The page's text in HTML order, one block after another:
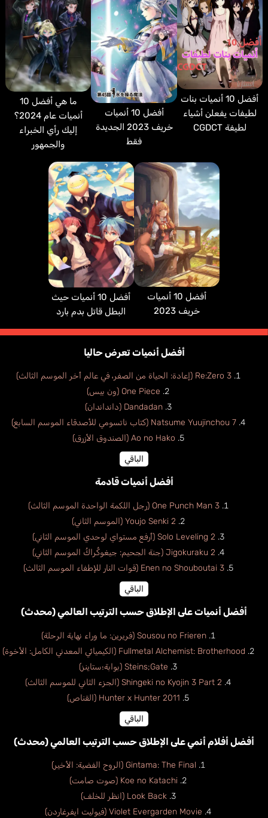
أفضل 10 أنميات بنات
لطيفات يفعلن أشياء
لطيفة CGDCT
أفضل 10 أنميات
خريف 2023 الجديدة
فقط
ما هي أفضل 10
أنميات عام 2024؟
إليك رأي الخبراء
والجمهور
أفضل 10 أنميات
خريف 2023
أفضل 10 أنميات حيث
البطل قاتل بدم بارد
أفضل أنميات تعرض حاليا
Re:Zero 3 (إعادة: الحياة من الصفر، في عالم أخر الموسم الثالث)
One Piece (ون بيس)
Dandadan (دانداندان)
Natsume Yuujinchou 7 (كتاب ناتسومي للأصدقاء الموسم السابع)
Ao no Hako (الصندوق الأزرق)
الباقي
أفضل أنميات قادمة
One Punch Man 3 (رجل اللكمة الواحدة الموسم الثالث)
Youjo Senki 2 (الموسم الثاني)
Solo Leveling 2 (أرفع مستواي لوحدي الموسم الثاني)
Jigokuraku 2 (جنة الجحيم: جيغوكُراكُ الموسم الثاني)
Enen no Shouboutai 3 (قوات النار للإطفاء الموسم الثالث)
الباقي
أفضل أنميات على الإطلاق حسب الترتيب العالمي (محدث)
Sousou no Frieren (فريرين: ما وراء نهاية الرحلة)
Fullmetal Alchemist: Brotherhood (الكيميائي المعدني الكامل: الأخوة)
Steins;Gate (بوابة؛ستاينز)
Shingeki no Kyojin 3 Part 2 (الجزء الثاني للموسم الثالث)
Hunter x Hunter 2011 (القناص)
الباقي
أفضل أفلام أنمي على الإطلاق حسب الترتيب العالمي (محدث)
Gintama: The Final (الروح الفضية: الأخير)
Koe no Katachi (صوت صامت)
Look Back (انظر للخلف)
Violet Evergarden Movie (فيوليت ايفرغاردن)